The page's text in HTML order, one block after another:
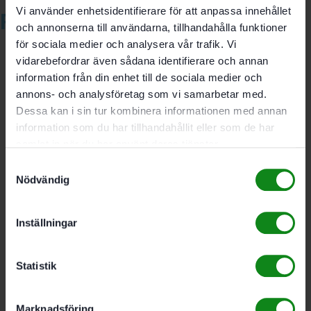
Vi använder enhetsidentifierare för att anpassa innehållet
och annonserna till användarna, tillhandahålla funktioner
för sociala medier och analysera vår trafik. Vi
vidarebefordrar även sådana identifierare och annan
information från din enhet till de sociala medier och
annons- och analysföretag som vi samarbetar med.
Dessa kan i sin tur kombinera informationen med annan
information som du har tillhandahållit eller som de har
Nödvändig
Inställningar
Statistik
Relaterade produkter
Festool
Sågklinga
SORT/3
260×2,5
4099